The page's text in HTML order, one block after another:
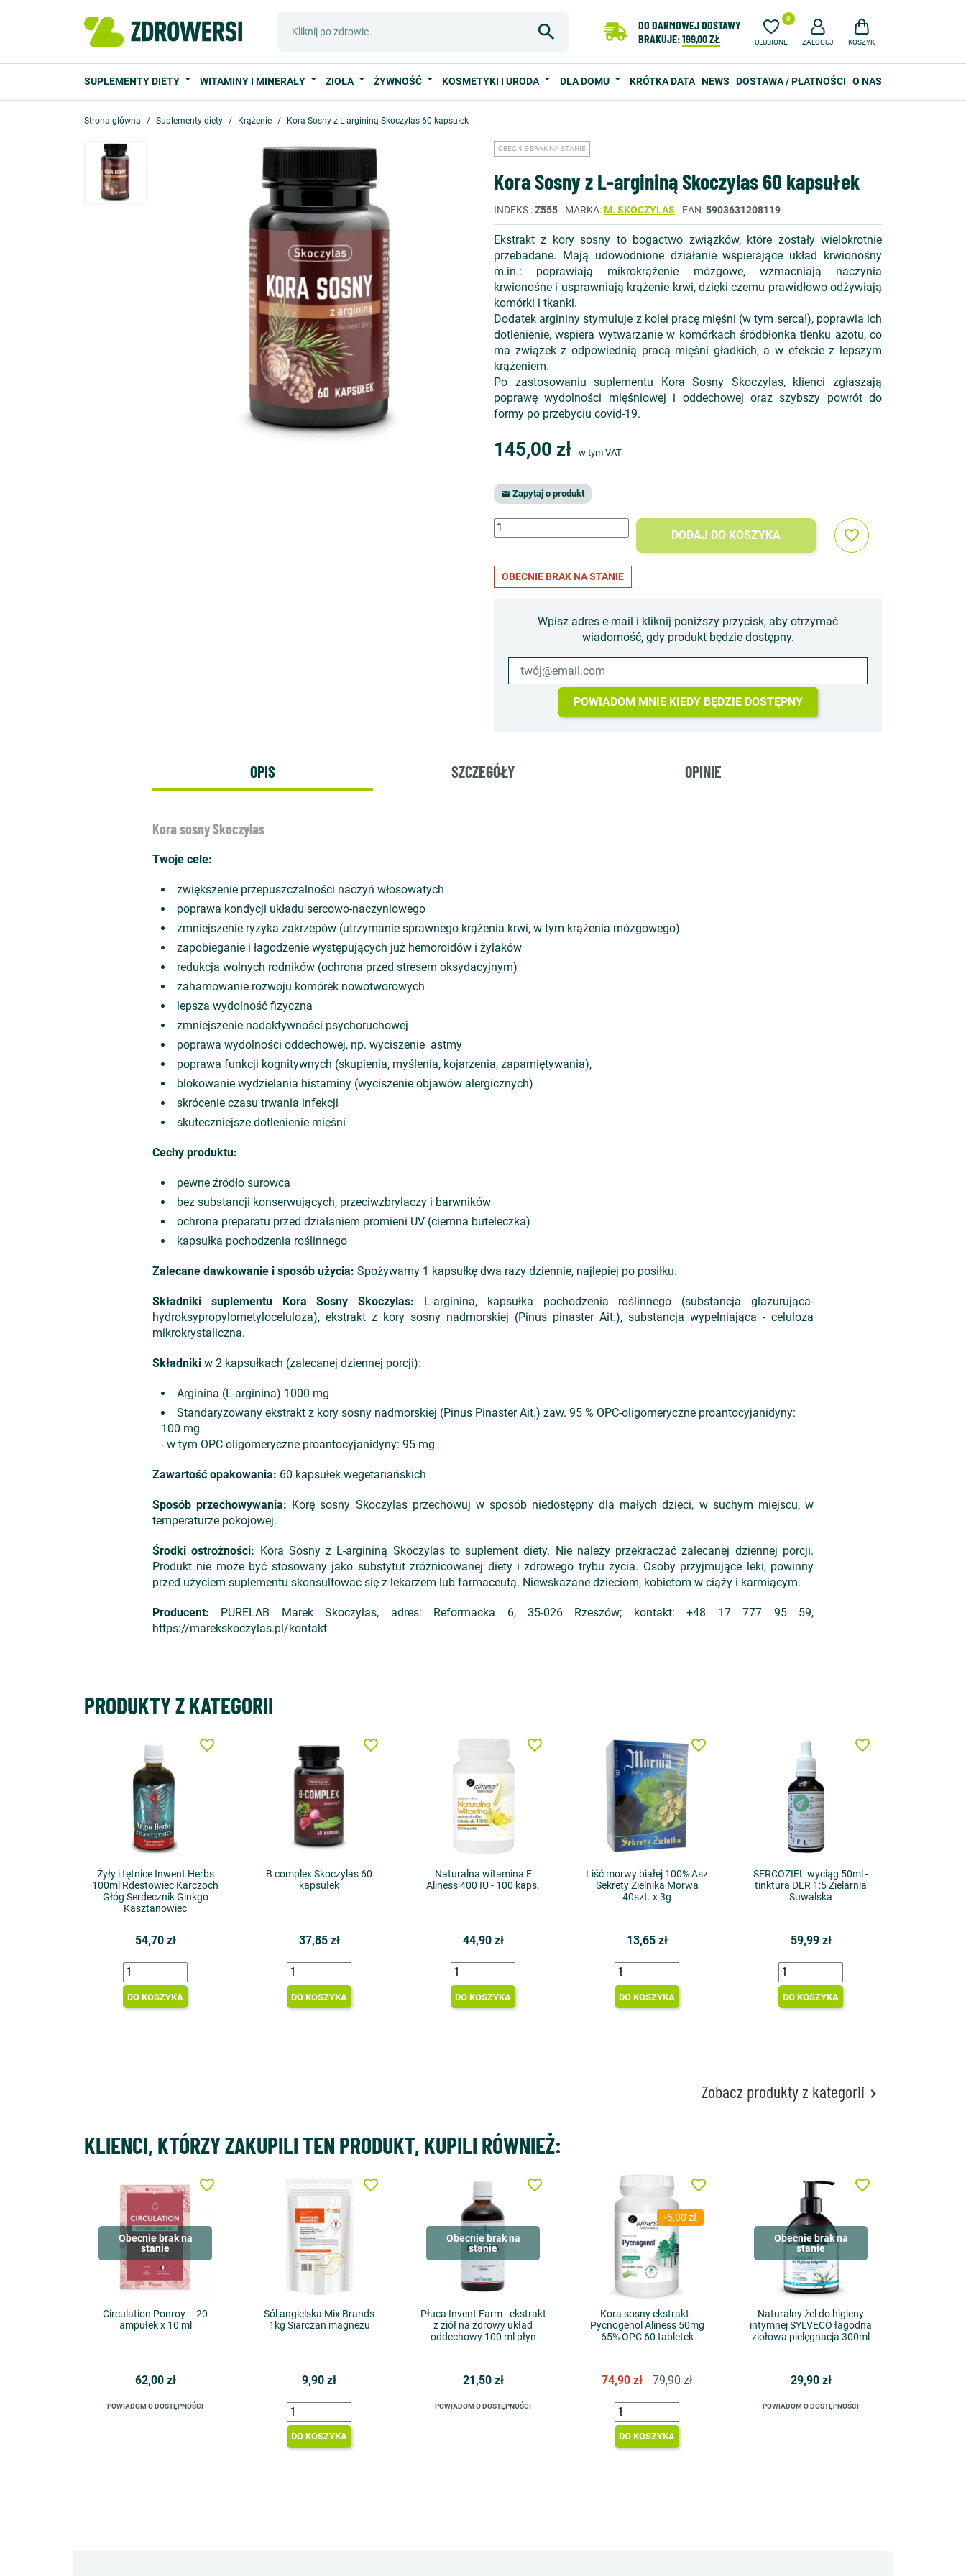
DO DARMOWEJ DOSTAWY
BRAKUJE:199,00 ZŁ ULUBIONE
0
ZALOGUJ KOSZYK
SUPLEMENTY DIETY WITAMINY I MINERAŁY ZIOŁA ŻYWNOŚĆ KOSMETYKI I URODA DLA DOMU KRÓTKA DATA NEWS DOSTAWA / PŁATNOŚCI O NAS
Strona główna Suplementy diety Krążenie Kora Sosny z L-argininą Skoczylas 60 kapsułek
OBECNIE BRAK NA STANIE
Kora Sosny z L-argininą Skoczylas 60 kapsułek
INDEKS Z555 MARKA M. SKOCZYLAS EAN 5903631208119
Ekstrakt z kory sosny to bogactwo związków, które zostały wielokrotnie
przebadane. Mają udowodnione działanie wspierające układ krwionośny
m.in.: poprawiają mikrokrążenie mózgowe, wzmacniają naczynia
krwionośne i usprawniają krążenie krwi, dzięki czemu prawidłowo odżywiają
komórki i tkanki.
Dodatek argininy stymuluje z kolei pracę mięśni (w tym serca!), poprawia ich
dotlenienie, wspiera wytwarzanie w komórkach śródbłonka tlenku azotu, co
ma związek z odpowiednią pracą mięśni gładkich, a w efekcie z lepszym
krążeniem.
Po zastosowaniu suplementu Kora Sosny Skoczylas, klienci zgłaszają
poprawę wydolności mięśniowej i oddechowej oraz szybszy powrót do
formy po przebyciu covid-19.
145,00 zł w tym VAT
 Zapytaj o produkt
DODAJ DO KOSZYKA favorite_border
OBECNIE BRAK NA STANIE
Wpisz adres e-mail i kliknij poniższy przycisk, aby otrzymać
wiadomość, gdy produkt będzie dostępny.
POWIADOM MNIE KIEDY BĘDZIE DOSTĘPNY
OPIS SZCZEGÓŁY OPINIE
Kora sosny Skoczylas
Twoje cele:
zwiększenie przepuszczalności naczyń włosowatych
poprawa kondycji układu sercowo-naczyniowego
zmniejszenie ryzyka zakrzepów (utrzymanie sprawnego krążenia krwi, w tym krążenia mózgowego)
zapobieganie i łagodzenie występujących już hemoroidów i żylaków
redukcja wolnych rodników (ochrona przed stresem oksydacyjnym)
zahamowanie rozwoju komórek nowotworowych
lepsza wydolność fizyczna
zmniejszenie nadaktywności psychoruchowej
poprawa wydolności oddechowej, np. wyciszenie astmy
poprawa funkcji kognitywnych (skupienia, myślenia, kojarzenia, zapamiętywania),
blokowanie wydzielania histaminy (wyciszenie objawów alergicznych)
skrócenie czasu trwania infekcji
skuteczniejsze dotlenienie mięśni
Cechy produktu:
pewne źródło surowca
bez substancji konserwujących, przeciwzbrylaczy i barwników
ochrona preparatu przed działaniem promieni UV (ciemna buteleczka)
kapsułka pochodzenia roślinnego
Zalecane dawkowanie i sposób użycia: Spożywamy 1 kapsułkę dwa razy dziennie, najlepiej po posiłku.
Składniki suplementu Kora Sosny Skoczylas: L-arginina, kapsułka pochodzenia roślinnego (substancja glazurująca-
hydroksypropylometyloceluloza), ekstrakt z kory sosny nadmorskiej (Pinus pinaster Ait.), substancja wypełniająca - celuloza
mikrokrystaliczna.
Składniki w 2 kapsułkach (zalecanej dziennej porcji):
Arginina (L-arginina) 1000 mg
Standaryzowany ekstrakt z kory sosny nadmorskiej (Pinus Pinaster Ait.) zaw. 95 % OPC-oligomeryczne proantocyjanidyny:
100 mg
- w tym OPC-oligomeryczne proantocyjanidyny: 95 mg
Zawartość opakowania: 60 kapsułek wegetariańskich
Sposób przechowywania: Korę sosny Skoczylas przechowuj w sposób niedostępny dla małych dzieci, w suchym miejscu, w
temperaturze pokojowej.
Środki ostrożności: Kora Sosny z L-argininą Skoczylas to suplement diety. Nie należy przekraczać zalecanej dziennej porcji.
Produkt nie może być stosowany jako substytut zróżnicowanej diety i zdrowego trybu życia. Osoby przyjmujące leki, powinny
przed użyciem suplementu skonsultować się z lekarzem lub farmaceutą. Niewskazane dzieciom, kobietom w ciąży i karmiącym.
Producent: PURELAB Marek Skoczylas, adres: Reformacka 6, 35-026 Rzeszów; kontakt: +48 17 777 95 59,
https://marekskoczylas.pl/kontakt
PRODUKTY Z KATEGORII
Żyły i tętnice Inwent Herbs
100ml Rdestowiec Karczoch
Głóg Serdecznik Ginkgo
Kasztanowiec
54,70 zł
DO KOSZYKA
favorite_border
B complex Skoczylas 60
kapsułek
37,85 zł
DO KOSZYKA
favorite_border
Naturalna witamina E
Aliness 400 IU - 100 kaps.
44,90 zł
DO KOSZYKA
favorite_border
Liść morwy białej 100% Asz
Sekrety Zielnika Morwa
40szt. x 3g
13,65 zł
DO KOSZYKA
favorite_border
SERCOZIEL wyciąg 50ml -
tinktura DER 1:5 Zielarnia
Suwalska
59,99 zł
DO KOSZYKA
favorite_border
Zobacz produkty z kategorii 
KLIENCI, KTÓRZY ZAKUPILI TEN PRODUKT, KUPILI RÓWNIEŻ:
Obecnie brak na
stanie
Circulation Ponroy – 20
ampułek x 10 ml
62,00 zł
POWIADOM O DOSTĘPNOŚCI
favorite_border
Sól angielska Mix Brands
1kg Siarczan magnezu
9,90 zł
DO KOSZYKA
favorite_border
Obecnie brak na
stanie
Płuca Invent Farm - ekstrakt
z ziół na zdrowy układ
oddechowy 100 ml płyn
21,50 zł
POWIADOM O DOSTĘPNOŚCI
favorite_border
-5,00 zł
Kora sosny ekstrakt -
Pycnogenol Aliness 50mg
65% OPC 60 tabletek
74,90 zł 79,90 zł
DO KOSZYKA
favorite_border
Obecnie brak na
stanie
Naturalny żel do higieny
intymnej SYLVECO łagodna
ziołowa pielęgnacja 300ml
29,90 zł
POWIADOM O DOSTĘPNOŚCI
favorite_border